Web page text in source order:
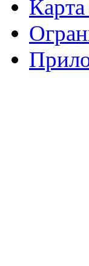
Карта